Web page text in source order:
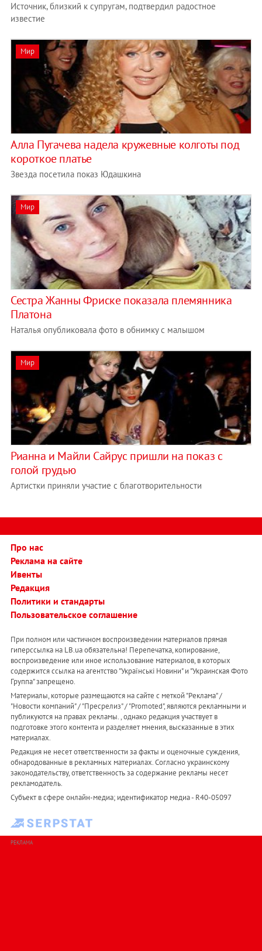
Источник, близкий к супругам, подтвердил радостное
известие
Мир
Алла Пугачева надела кружевные колготы под
короткое платье
Звезда посетила показ Юдашкина
Мир
Сестра Жанны Фриске показала племянника
Платона
Наталья опубликовала фото в обнимку с малышом
Мир
Рианна и Майли Сайрус пришли на показ с
голой грудью
Артистки приняли участие с благотворительности
Про нас
Реклама на сайте
Ивенты
Редакция
Политики и стандарты
Пользовательское соглашение
При полном или частичном воспроизведении материалов прямая
гиперссылка на LB.ua обязательна! Перепечатка, копирование,
воспроизведение или иное использование материалов, в которых
содержится ссылка на агентство "Українськi Новини" и "Украинская Фото
Группа" запрещено.
Материалы, которые размещаются на сайте с меткой "Реклама" /
"Новости компаний" / "Пресрелиз" / "Promoted", являются рекламными и
публикуются на правах рекламы. , однако редакция участвует в
подготовке этого контента и разделяет мнения, высказанные в этих
материалах.
Редакция не несет ответственности за факты и оценочные суждения,
обнародованные в рекламных материалах. Согласно украинскому
законодательству, ответственность за содержание рекламы несет
рекламодатель.
Субъект в сфере онлайн-медиа; идентификатор медиа - R40-05097
РЕКЛАМА